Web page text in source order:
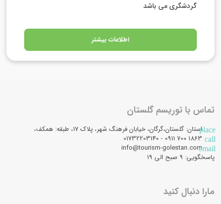
گردشگری می باشد
اطلاعات بیشتر
تماس با توریسم گلستان
placeاستان: گلستان،گرگان، خیابان فرهنگ شهر، پلاک 17، طبقه: همکف،
call
email
info@tourism-golestan.com
پاسخگویی: ۹ صبح الی 19
مارا دنبال کنید